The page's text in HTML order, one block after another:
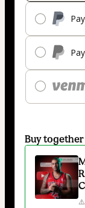
Buy together
⚠️